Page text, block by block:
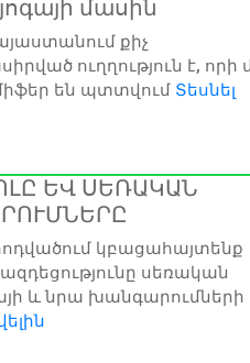
մասին
քիչ
ուղղություն է, որի
են պտտվում Տեսնել
ԵՎ ՍԵՌԱԿԱՆ
կբացահայտենք
ազդեցությունը սեռական
և նրա խանգարումների